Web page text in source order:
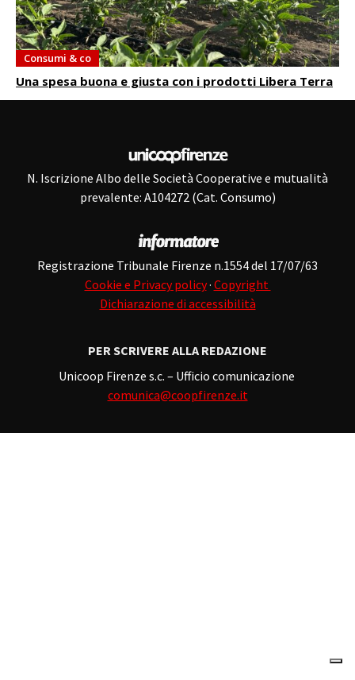
Consumi & co
Una spesa buona e giusta con i prodotti Libera Terra
N. Iscrizione Albo delle Società Cooperative e mutualità
prevalente: A104272 (Cat. Consumo)
Registrazione Tribunale Firenze n.1554 del 17/07/63
Cookie e Privacy policy· Copyright
Dichiarazione di accessibilità
PER SCRIVERE ALLA REDAZIONE
Unicoop Firenze s.c. – Ufficio comunicazione
comunica@coopfirenze.it